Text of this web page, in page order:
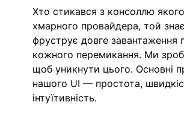
Хто стикався з консоллю
хмарного провайдера, той
фруструє довге завантаження
кожного перемикання. Ми
щоб уникнути цього. Основні
нашого UI — простота,
інтуїтивність.